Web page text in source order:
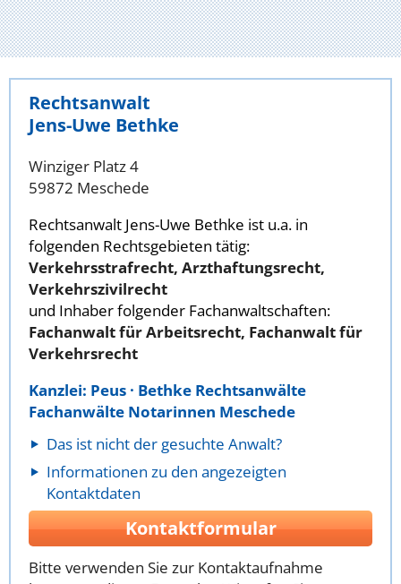
Rechtsanwalt
Jens-Uwe Bethke
Winziger Platz 4
59872 Meschede
Rechtsanwalt Jens-Uwe Bethke ist u.a. in
folgenden Rechtsgebieten tätig:
Verkehrsstrafrecht, Arzthaftungsrecht,
Verkehrszivilrecht
und Inhaber folgender Fachanwaltschaften:
Fachanwalt für Arbeitsrecht, Fachanwalt für
Verkehrsrecht
Kanzlei: Peus · Bethke Rechtsanwälte
Fachanwälte Notarinnen Meschede
Das ist nicht der gesuchte Anwalt?
Informationen zu den angezeigten
Kontaktdaten
Kontaktformular
Bitte verwenden Sie zur Kontaktaufnahme